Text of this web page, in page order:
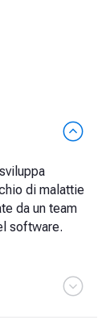
di malattie
da un team
software.